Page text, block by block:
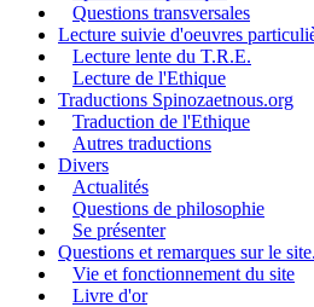
Questions transversales
Lecture suivie d'oeuvres
Lecture lente du T.R.E.
Lecture de l'Ethique
Traductions Spinozaetnous.org
Traduction de l'Ethique
Autres traductions
Divers
Actualités
Questions de philosophie
Se présenter
Questions et remarques sur le site.
Vie et fonctionnement du site
Livre d'or